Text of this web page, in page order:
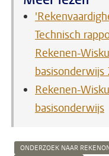
Technisch
Rekenen-
basisonderwijs
Rekenen-
basisonderwijs
ONDERZOEK NAAR